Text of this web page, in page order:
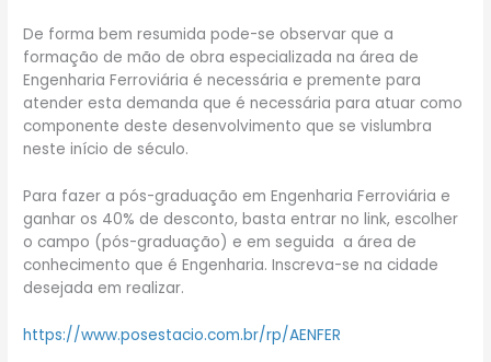
De forma bem resumida pode-se observar que a
formação de mão de obra especializada na área de
Engenharia Ferroviária é necessária e premente para
atender esta demanda que é necessária para atuar como
componente deste desenvolvimento que se vislumbra
neste início de século.
Para fazer a pós-graduação em Engenharia Ferroviária e
ganhar os 40% de desconto, basta entrar no link, escolher
o campo (pós-graduação) e em seguida a área de
conhecimento que é Engenharia. Inscreva-se na cidade
desejada em realizar.
https://www.posestacio.com.br/rp/AENFER